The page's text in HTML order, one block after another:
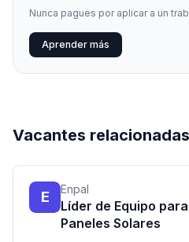
Nunca pagues por aplicar a un
Aprender más
Vacantes relacionadas
E Enpal
Líder de Equipo
Paneles Solares